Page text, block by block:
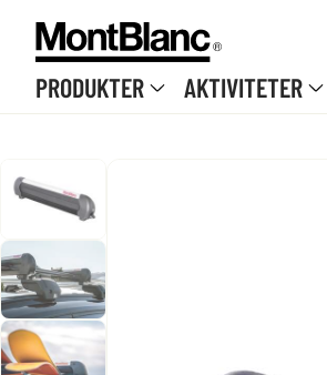
PRODUKTER AKTIVITETER